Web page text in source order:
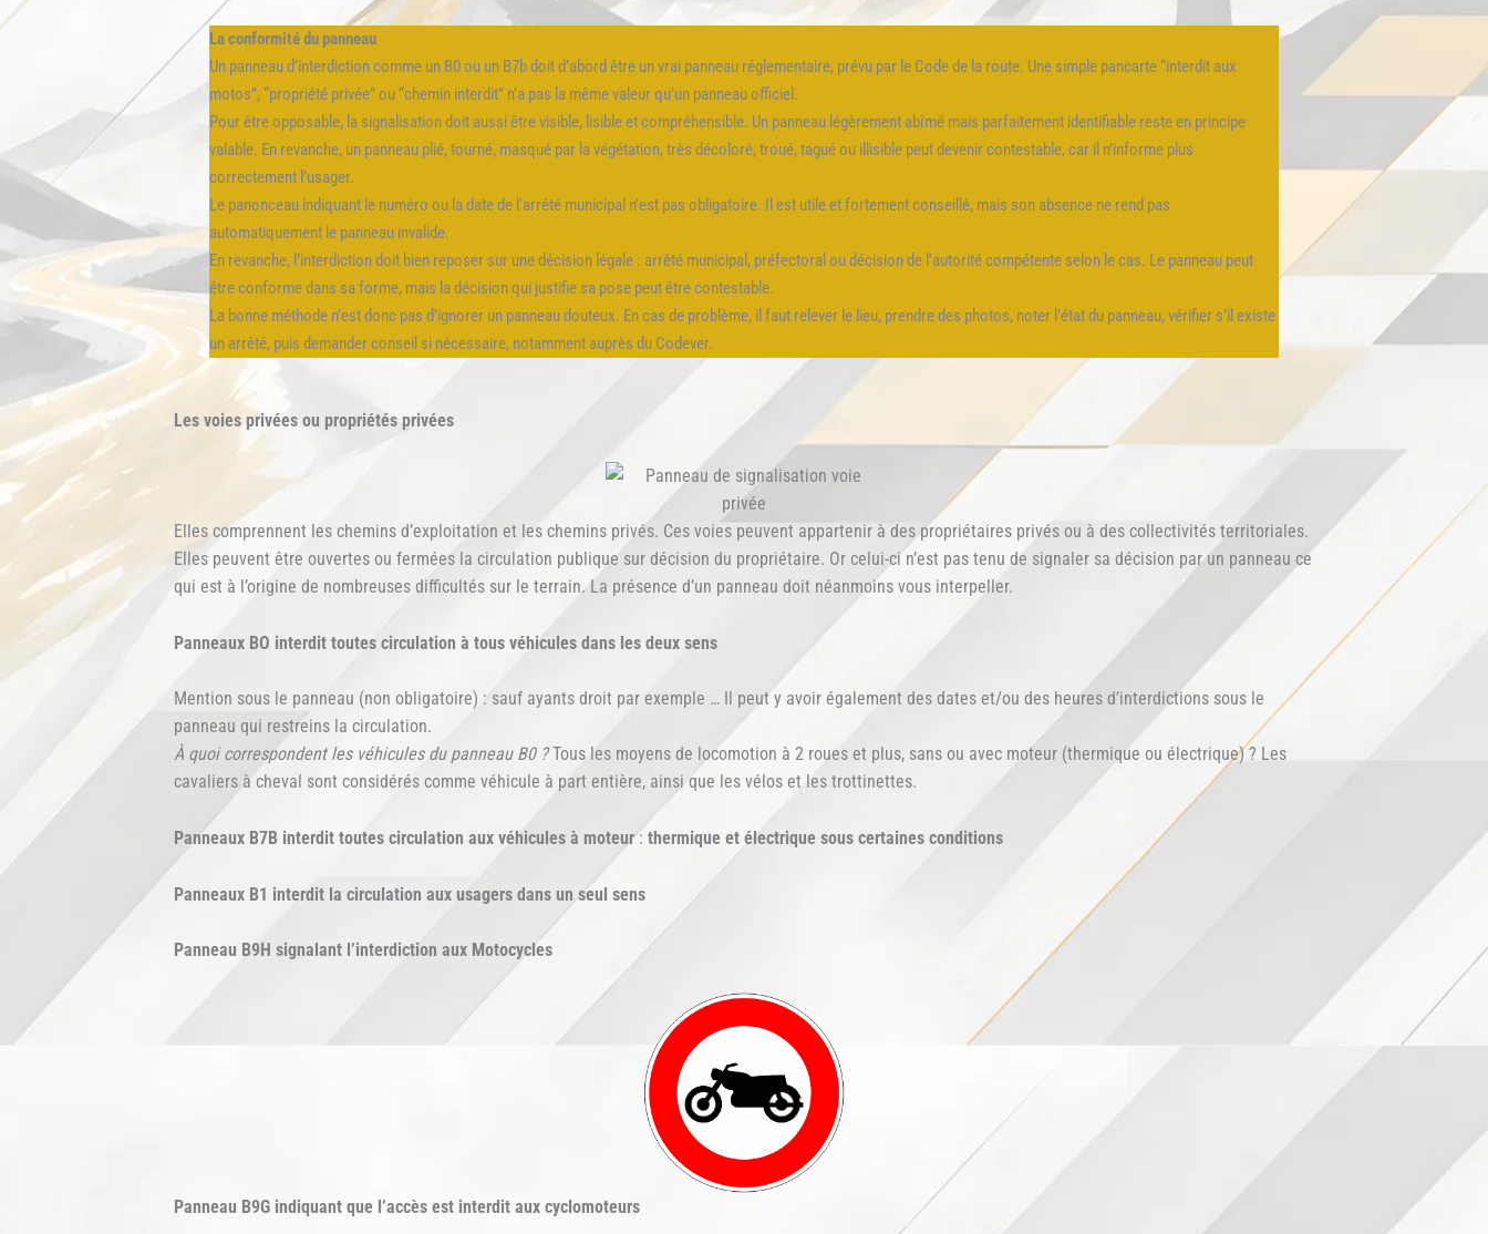
La conformité du panneau
Un panneau d’interdiction comme un B0 ou un B7b doit d’abord être un vrai panneau réglementaire, prévu par le Code de la route. Une simple pancarte “interdit aux
motos”, “propriété privée” ou “chemin interdit” n’a pas la même valeur qu’un panneau officiel.
Pour être opposable, la signalisation doit aussi être visible, lisible et compréhensible. Un panneau légèrement abîmé mais parfaitement identifiable reste en principe
valable. En revanche, un panneau plié, tourné, masqué par la végétation, très décoloré, troué, tagué ou illisible peut devenir contestable, car il n’informe plus
correctement l’usager.
Le panonceau indiquant le numéro ou la date de l’arrêté municipal n’est pas obligatoire. Il est utile et fortement conseillé, mais son absence ne rend pas
automatiquement le panneau invalide.
En revanche, l’interdiction doit bien reposer sur une décision légale : arrêté municipal, préfectoral ou décision de l’autorité compétente selon le cas. Le panneau peut
être conforme dans sa forme, mais la décision qui justifie sa pose peut être contestable.
La bonne méthode n’est donc pas d’ignorer un panneau douteux. En cas de problème, il faut relever le lieu, prendre des photos, noter l’état du panneau, vérifier s’il existe
un arrêté, puis demander conseil si nécessaire, notamment auprès du Codever.
Les voies privées ou propriétés privées
Elles comprennent les chemins d’exploitation et les chemins privés. Ces voies peuvent appartenir à des propriétaires privés ou à des collectivités territoriales.
Elles peuvent être ouvertes ou fermées la circulation publique sur décision du propriétaire. Or celui-ci n’est pas tenu de signaler sa décision par un panneau ce
qui est à l’origine de nombreuses difficultés sur le terrain. La présence d’un panneau doit néanmoins vous interpeller.
Panneaux BO interdit toutes circulation à tous véhicules dans les deux sens
Mention sous le panneau (non obligatoire) : sauf ayants droit par exemple … Il peut y avoir également des dates et/ou des heures d’interdictions sous le
panneau qui restreins la circulation.
À quoi correspondent les véhicules du panneau B0 ?Tous les moyens de locomotion à 2 roues et plus, sans ou avec moteur (thermique ou électrique) ? Les
cavaliers à cheval sont considérés comme véhicule à part entière, ainsi que les vélos et les trottinettes.
Panneaux B7B interdit toutes circulation aux véhicules à moteur: thermique et électrique sous certaines conditions
Panneaux B1 interdit la circulation aux usagers dans un seul sens
Panneau B9H signalant l’interdiction aux Motocycles
Panneau B9G indiquant que l’accès est interdit aux cyclomoteurs